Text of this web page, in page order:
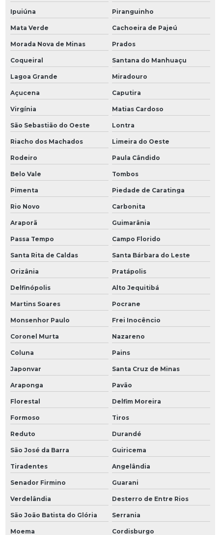
Ipuiúna Piranguinho
Mata Verde Cachoeira de Pajeú
Morada Nova de Minas Prados
Coqueiral Santana do Manhuaçu
Lagoa Grande Miradouro
Açucena Caputira
Virgínia Matias Cardoso
São Sebastião do Oeste Lontra
Riacho dos Machados Limeira do Oeste
Rodeiro Paula Cândido
Belo Vale Tombos
Pimenta Piedade de Caratinga
Rio Novo Carbonita
Araporã Guimarânia
Passa Tempo Campo Florido
Santa Rita de Caldas Santa Bárbara do Leste
Orizânia Pratápolis
Delfinópolis Alto Jequitibá
Martins Soares Pocrane
Monsenhor Paulo Frei Inocêncio
Coronel Murta Nazareno
Coluna Pains
Japonvar Santa Cruz de Minas
Araponga Pavão
Florestal Delfim Moreira
Formoso Tiros
Reduto Durandé
São José da Barra Guiricema
Tiradentes Angelândia
Senador Firmino Guarani
Verdelândia Desterro de Entre Rios
São João Batista do Glória Serrania
Moema Cordisburgo